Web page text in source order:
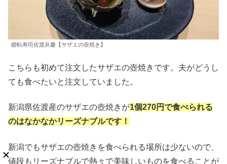
廻転寿司佐渡弁慶【サザエの壺焼き】
こちらも初めて注文したサザエの壺焼きです。夫がどうし
ても食べたいと注文していました。
新潟県佐渡産のサザエの壺焼きが1個270円で食べられる
のはなかなかリーズナブルです！
新潟でもサザエの壺焼きを食べられる場所は少ないので、
値段もリーズナブルで熱々で美味しいものを食べることが